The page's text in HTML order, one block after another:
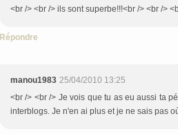
<br /> <br /> ils sont superbe!!!<br /> <br />
Répondre
manou1983 25/04/2010 13:25
<br /> <br /> Je vois que tu as eu aussi ta
interblogs. Je n'en ai plus et je ne sais pas